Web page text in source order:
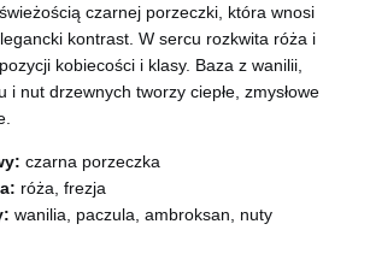
czarnej porzeczki, która wnosi
kontrast. W sercu rozkwita róża i
kobiecości i klasy. Baza z wanilii,
i nut drzewnych tworzy ciepłe, zmysłowe
czarna porzeczka
róża, frezja
wanilia, paczula, ambroksan, nuty